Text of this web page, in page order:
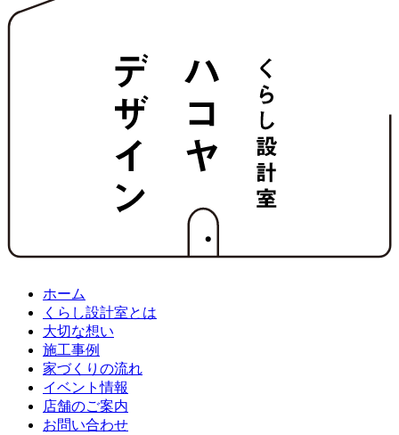
ホーム
くらし設計室とは
大切な想い
施工事例
家づくりの流れ
イベント情報
店舗のご案内
お問い合わせ